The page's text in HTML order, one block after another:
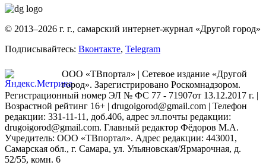
© 2013–2026 г. г., самарский интернет-журнал «Другой город»
Подписывайтесь: Вконтакте, Telegram
ООО «ТВпортал» | Сетевое издание «Другой
город». Зарегистрировано Роскомнадзором.
Регистрационный номер ЭЛ № ФС 77 - 71907от 13.12.2017 г. |
Возрастной рейтинг 16+ | drugoigorod@gmail.com | Телефон
редакции: 331-11-11, доб.406, адрес эл.почты редакции:
drugoigorod@gmail.com. Главный редактор Фёдоров М.А.
Учредитель: ООО «ТВпортал». Адрес редакции: 443001,
Самарская обл., г. Самара, ул. Ульяновская/Ярмарочная, д.
52/55, комн. 6